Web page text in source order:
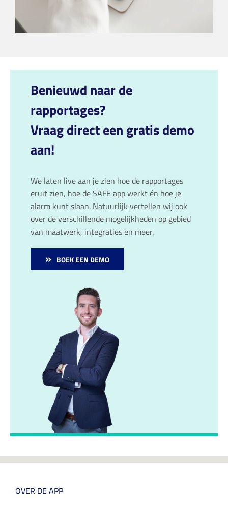
Benieuwd naar de
rapportages?
Vraag direct een gratis demo
aan!
We laten live aan je zien hoe de rapportages
eruit zien, hoe de SAFE app werkt én hoe je
alarm kunt slaan. Natuurlijk vertellen wij ook
over de verschillende mogelijkheden op gebied
van maatwerk, integraties en meer.
BOEK EEN DEMO
OVER DE APP